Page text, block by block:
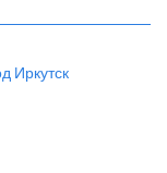
Иркутск